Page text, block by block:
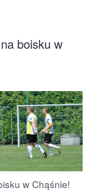
boisku w
w Chąśnie!